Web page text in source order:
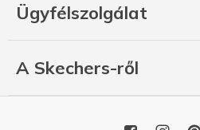
Ügyfélszolgálat
A Skechers-ről